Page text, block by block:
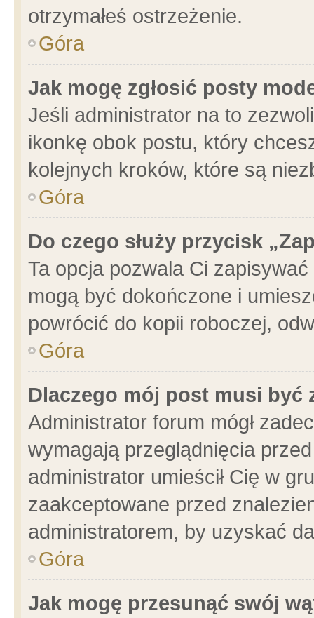
otrzymałeś ostrzeżenie.
Góra
Jak mogę zgłosić posty
Jeśli administrator na to
ikonkę obok postu, który
kolejnych kroków, które są
Góra
Do czego służy przycisk
Ta opcja pozwala Ci
mogą być dokończone i
powrócić do kopii roboczej,
Góra
Dlaczego mój post musi być
Administrator forum mógł
wymagają przeglądnięcia
administrator umieścił Cię w
zaakceptowane przed
administratorem, by uzyskać
Góra
Jak mogę przesunąć swój